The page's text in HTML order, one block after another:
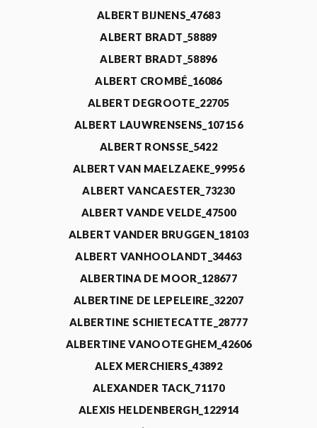
ALBERT BIJNENS_47683
ALBERT BRADT_58889
ALBERT BRADT_58896
ALBERT CROMBÉ_16086
ALBERT DEGROOTE_22705
ALBERT LAUWRENSENS_107156
ALBERT RONSSE_5422
ALBERT VAN MAELZAEKE_99956
ALBERT VANCAESTER_73230
ALBERT VANDE VELDE_47500
ALBERT VANDER BRUGGEN_18103
ALBERT VANHOOLANDT_34463
ALBERTINA DE MOOR_128677
ALBERTINE DE LEPELEIRE_32207
ALBERTINE SCHIETECATTE_28777
ALBERTINE VANOOTEGHEM_42606
ALEX MERCHIERS_43892
ALEXANDER TACK_71170
ALEXIS HELDENBERGH_122914